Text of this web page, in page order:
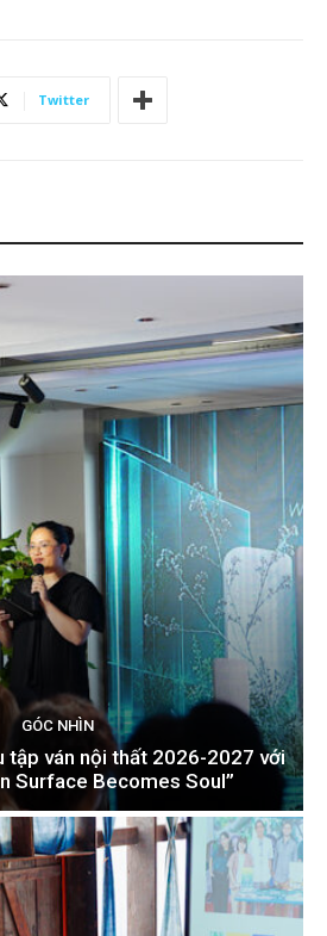
Twitter
GÓC NHÌN
tập ván nội thất 2026-2027 với
Surface Becomes Soul”